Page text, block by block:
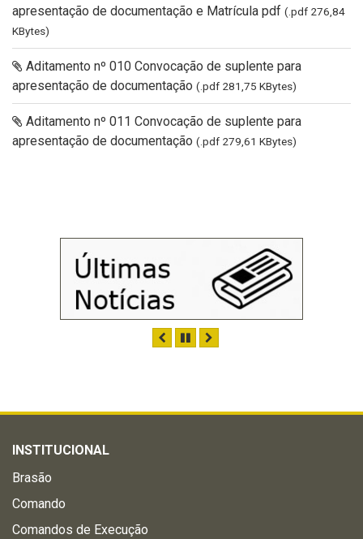
apresentação de documentação e Matrícula pdf (.pdf 276,84
KBytes)
Aditamento nº 010 Convocação de suplente para
apresentação de documentação (.pdf 281,75 KBytes)
Aditamento nº 011 Convocação de suplente para
apresentação de documentação (.pdf 279,61 KBytes)
ANTERIOR
PAUSAR
INSTITUCIONAL
Brasão
Comando
Comandos de Execução